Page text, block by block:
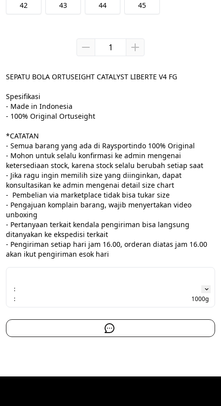
42 43 44 45
SEPATU BOLA ORTUSEIGHT CATALYST LIBERTE V4 FG
Spesifikasi
- Made in Indonesia
- 100% Original Ortuseight
*CATATAN
- Semua barang yang ada di Raysportindo 100% Original
- Mohon untuk selalu konfirmasi ke admin mengenai
ketersediaan stock, karena stock selalu berubah setiap saat
- Jika ragu ingin memilih size yang diinginkan, dapat
konsultasikan ke admin mengenai detail size chart
-  Pembelian via marketplace tidak bisa tukar size
- Pengajuan komplain barang, wajib menyertakan video
unboxing
- Pertanyaan terkait kendala pengiriman bisa langsung
ditanyakan ke ekspedisi terkait
- Pengiriman setiap hari jam 16.00, orderan diatas jam 16.00
:
:
1000g